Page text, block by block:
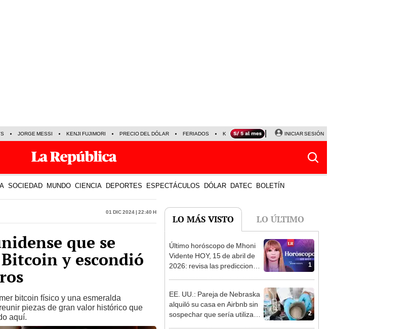
JORGE MESSI KENJI FUJIMORI PRECIO DEL DÓLAR FERIADOS KEIKO FUJIMORI NALDY SALDAÑA
INICIAR SESIÓN
SOCIEDAD MUNDO CIENCIA DEPORTES ESPECTÁCULOS DÓLAR DATEC BOLETÍN
01 Dic 2024 | 22:40 h
que se
y escondió
bitcoin físico y una esmeralda
piezas de gran valor histórico que
aquí.
LO MÁS VISTO LO ÚLTIMO
1
Último horóscopo de Mhoni
Vidente HOY, 15 de abril de
2026: revisa las predicciones
2
EE. UU.: Pareja de Nebraska
alquiló su casa en Airbnb sin
sospechar que sería utilizada